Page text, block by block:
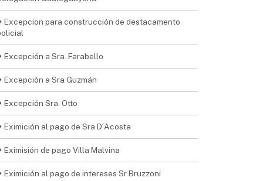
Excepcion para construcción de destacamento
Excepción a Sra. Farabello
Excepción a Sra Guzmán
Excepción Sra. Otto
Eximición al pago de Sra D´Acosta
Eximisión de pago Villa Malvina
Eximición al pago de intereses Sr Bruzzoni